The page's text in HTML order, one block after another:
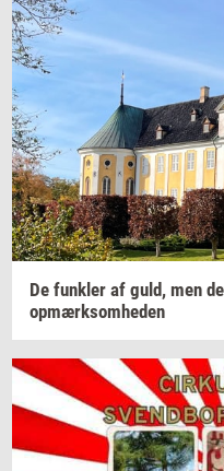
De funk­ler af guld, men
op­mærk­som­he­den